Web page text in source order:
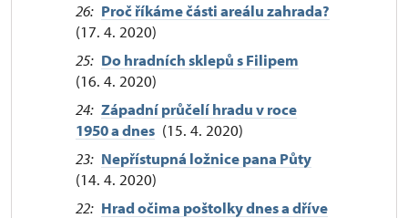
26: Proč říkáme části areálu zahrada?
(17. 4. 2020)
25: Do hradních sklepů s Filipem
(16. 4. 2020)
24: Západní průčelí hradu v roce
1950 a dnes (15. 4. 2020)
23: Nepřístupná ložnice pana Půty
(14. 4. 2020)
22: Hrad očima poštolky dnes a dříve